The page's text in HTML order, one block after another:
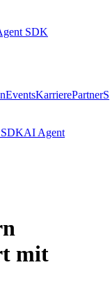
SDK
EventsKarrierePartnerS
AI Agent
mit